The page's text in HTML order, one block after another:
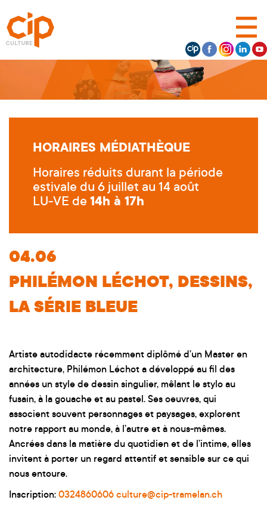
HORAIRES MÉDIATHÈQUE
Horaires réduits durant la période
estivale du 6 juillet au 14 août
LU-VE de 14h à 17h
04.06
PHILÉMON LÉCHOT, DESSINS,
LA SÉRIE BLEUE
Artiste autodidacte récemment diplômé d’un Master en
architecture, Philémon Léchot a développé au fil des
années un style de dessin singulier, mêlant le stylo au
fusain, à la gouache et au pastel. Ses oeuvres, qui
associent souvent personnages et paysages, explorent
notre rapport au monde, à l’autre et à nous-mêmes.
Ancrées dans la matière du quotidien et de l’intime, elles
invitent à porter un regard attentif et sensible sur ce qui
nous entoure.
Inscription: 0324860606 culture@cip-tramelan.ch